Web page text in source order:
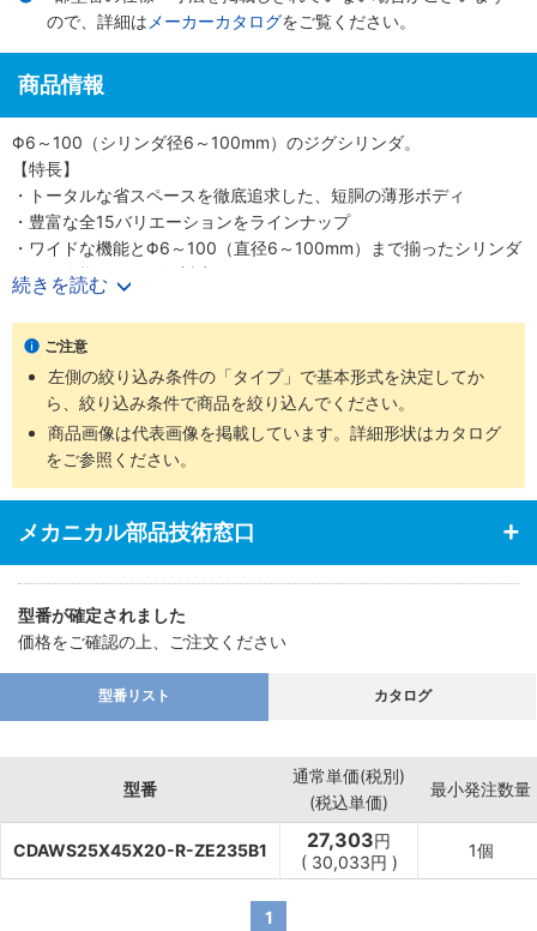
ので、詳細は メーカーカタログをご覧ください。
商品情報
Φ6～100（シリンダ径6～100mm）のジグシリンダ。
【特長】
・トータルな省スペースを徹底追求した、短胴の薄形ボディ
・豊富な全15バリエーションをラインナップ
・ワイドな機能とΦ6～100（直径6～100mm）まで揃ったシリンダ
径で、多様なニーズに対応
・スクエアロッドで回転レス機能がプラス、機械装置の高効率設計
が可能
【用途】
・あらゆる業界の空気圧機器や生産ラインに対応
続きを読む
ご注意
左側の絞り込み条件の「タイプ」で基本形式を決定してか
ら、絞り込み条件で商品を絞り込んでください。
商品画像は代表画像を掲載しています。詳細形状はカタログ
をご参照ください。
メカニカル部品技術窓口
型番が確定されました
価格をご確認の上、ご注文ください
型番リスト カタログ
型番
通常単価(税別)
(税込単価)
最小発注数量
CDAWS25X45X20-R-ZE235B1 27,303円
( 30,033円 )
1個
1